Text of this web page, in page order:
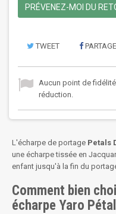
PRÉVENEZ-MOI DU
TWEET
Aucun point de
réduction.
L'écharpe de portage Petals
une écharpe tissée en
enfant jusqu'à la fin du
Comment bien
écharpe Yaro